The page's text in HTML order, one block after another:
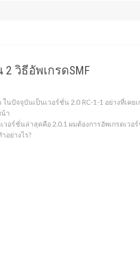
วิธีอัพเกรดSMF
นปัจจุบันเป็นเวอร์ชั่น 2.0 RC-1-1 อย่างที่เคย
า
อร์ชั่นล่าสุดคือ 2.0.1 ผมต้องการอัพเกรดเวอ
อย่างไร?